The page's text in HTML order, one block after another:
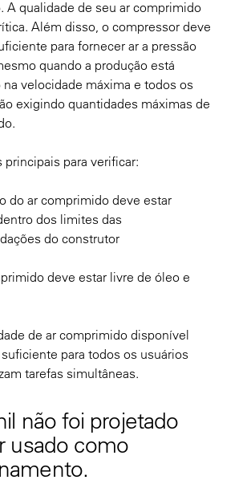
A qualidade de seu ar comprimido
Além disso, o compressor deve
para fornecer ar a pressão
quando a produção está
velocidade máxima e todos os
exigindo quantidades máximas de
principais para verificar:
do ar comprimido deve estar
dos limites das
do construtor
deve estar livre de óleo e
de ar comprimido disponível
para todos os usuários
tarefas simultâneas.
não foi projetado
usado como